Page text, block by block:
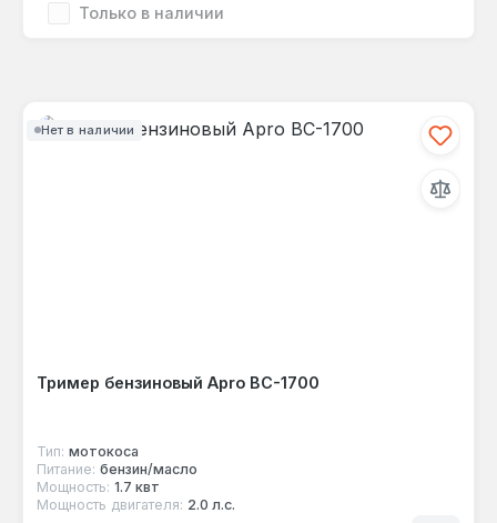
Только в наличии
Нет в наличии
Тример бензиновый Apro BC-1700
Тип: мотокоса
Питание: бензин/масло
Мощность: 1.7 квт
Мощность двигателя: 2.0 л.с.